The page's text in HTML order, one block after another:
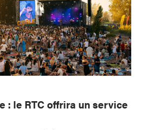
: le RTC offrira un service